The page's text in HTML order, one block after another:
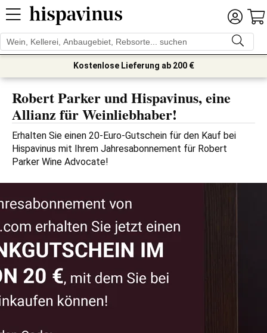
Kostenlose Lieferung ab 200 €
Robert Parker und Hispavinus, eine
Allianz für Weinliebhaber!
Erhalten Sie einen 20-Euro-Gutschein für den Kauf bei
Hispavinus mit Ihrem Jahresabonnement für Robert
Parker Wine Advocate!